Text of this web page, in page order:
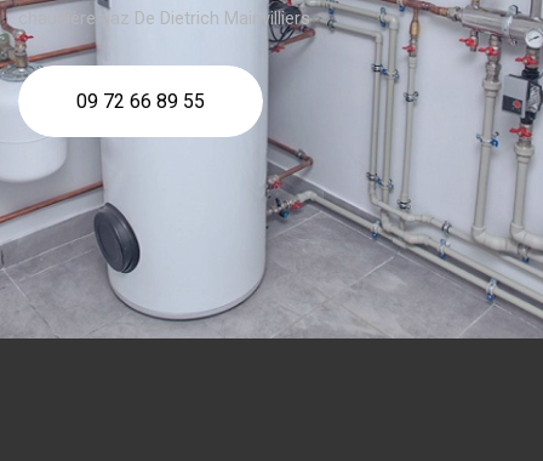
chaudière gaz De Dietrich Mainvilliers
09 72 66 89 55